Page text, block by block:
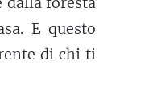
E questo
di chi ti